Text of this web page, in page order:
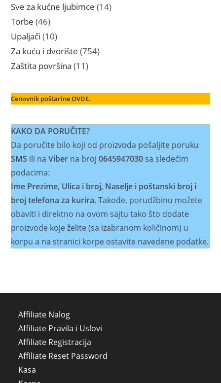
Sve za kućne ljubimce 1414
Torbe 4646
proizvoda
Upaljači 1010
proizvoda
Za kuću i dvorište 754754
Zaštita površina 1111
Cenovnik poštarine OVDE.
KAKO DA PORUČITE?
Da poručite bilo koji od proizvoda pošaljite poruku
SMS ili naViber na broj0645947030sa sledećim
podacima:
Ime Prezime, Ulica i broj, Naselje i poštanski broj i
broj telefona za kurira.Takođe, porudžbinu možete
obaviti i direktno na ovom sajtu tako što dodate
proizvode koje želite (sa izabranom količinom) u
korpu a na stranici korpe ostavite navedene podatke.
Affiliate Nalog
Affiliate Pravila i Uslovi
Affiliate Registracija
Affiliate Reset Password
Kasa